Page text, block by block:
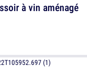
à vin aménagé